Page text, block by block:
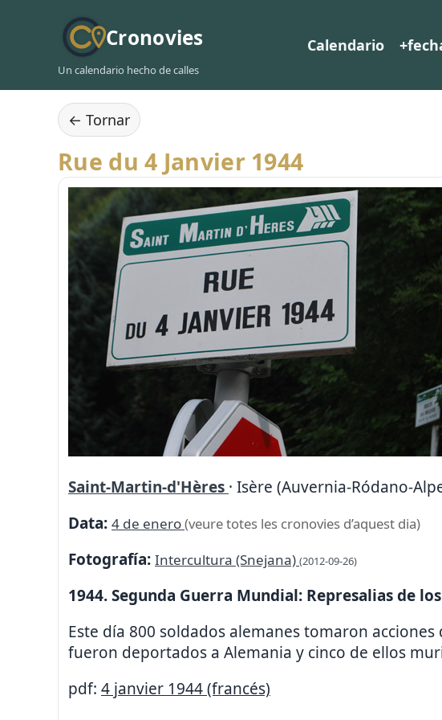
Cronovies
Un calendario hecho de calles
Calendario
← Tornar
Rue du 4 Janvier 1944
Saint-Martin-d'Hères · Isère (Auvernia-Ródano-
Data: 4 de enero(veure totes les cronovies d’aquest dia)
Fotografía: Intercultura (Snejana) (2012-09-26)
1944. Segunda Guerra Mundial: Represalias de
Este día 800 soldados alemanes tomaron
fueron deportados a Alemania y cinco de ellos
pdf: 4 janvier 1944 (francés)